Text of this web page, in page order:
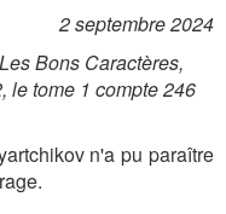
2 septembre 2024
Bons Caractères,
le tome 1 compte 246
n'a pu paraître